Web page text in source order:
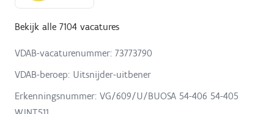
Bekijk alle 7104 vacatures
VDAB-vacaturenummer: 73773790
VDAB-beroep: Uitsnijder-uitbener
Erkenningsnummer: VG/609/U/BUOSA 54-406 54-405